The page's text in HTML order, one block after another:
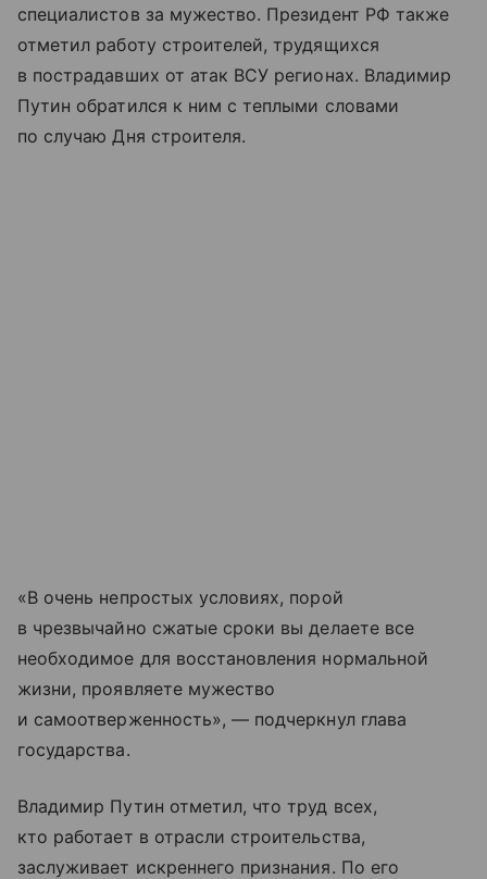
специалистов за мужество. Президент РФ также
отметил работу строителей, трудящихся
в пострадавших от атак ВСУ регионах. Владимир
Путин обратился к ним с теплыми словами
по случаю Дня строителя.
«В очень непростых условиях, порой
в чрезвычайно сжатые сроки вы делаете все
необходимое для восстановления нормальной
жизни, проявляете мужество
и самоотверженность», — подчеркнул глава
государства.
Владимир Путин отметил, что труд всех,
кто работает в отрасли строительства,
заслуживает искреннего признания. По его